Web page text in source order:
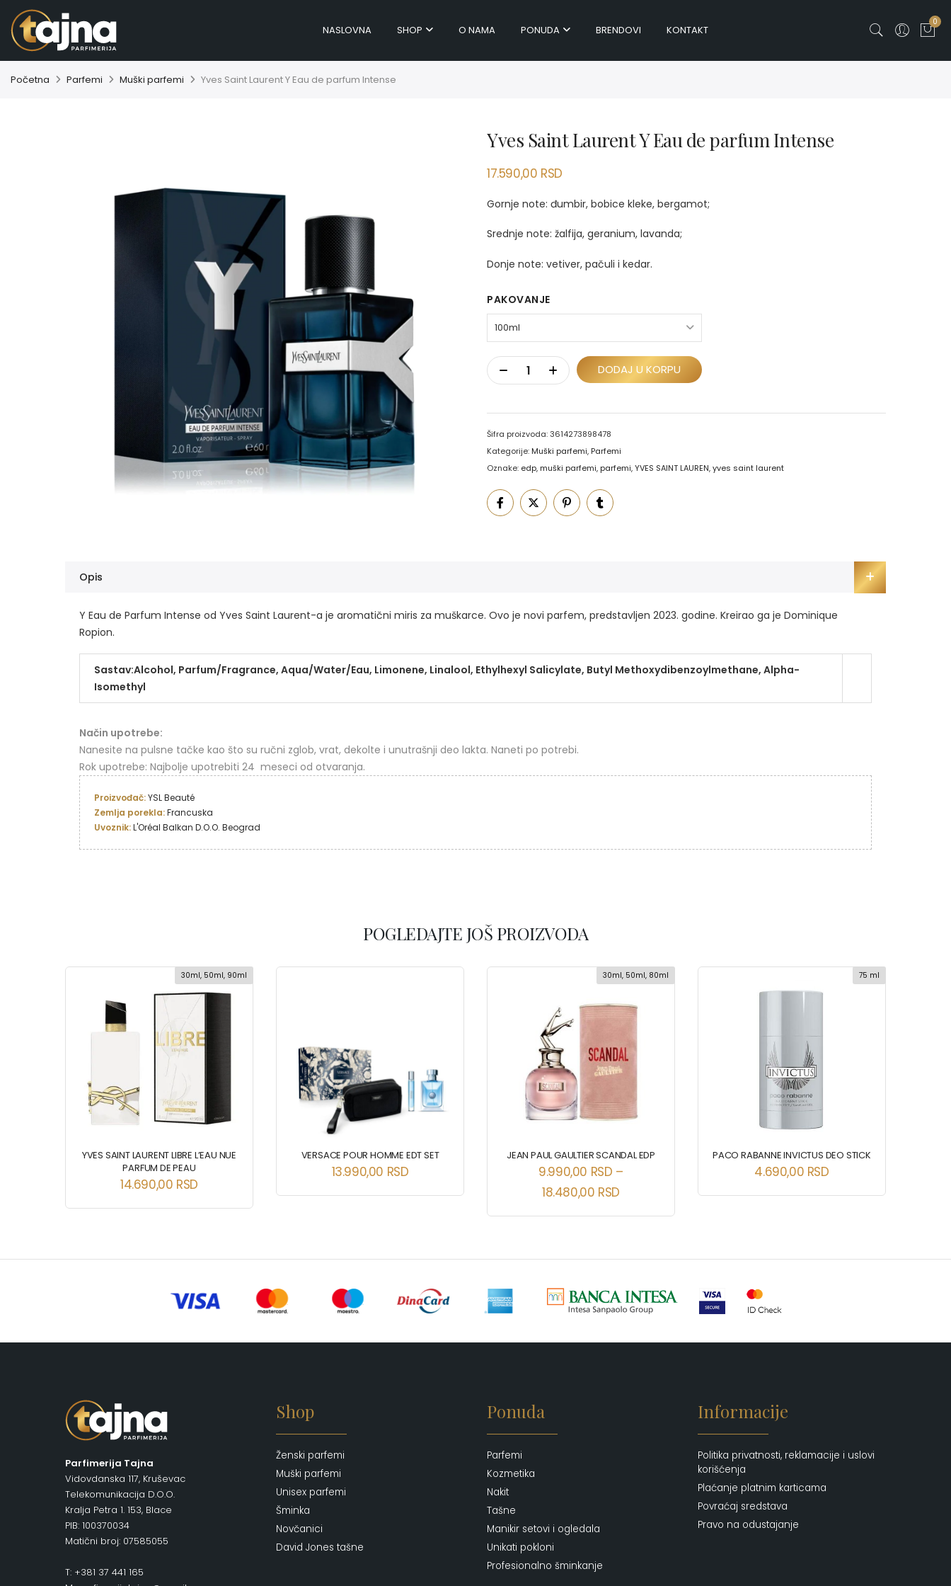
NASLOVNA SHOP O NAMA PONUDA BRENDOVI KONTAKT
0
Početna Parfemi Muški parfemi Yves Saint Laurent Y Eau de parfum Intense
Yves Saint Laurent Y Eau de parfum Intense
17.590,00 RSD
Gornje note: đumbir, bobice kleke, bergamot;
Srednje note: žalfija, geranium, lavanda;
Donje note: vetiver, pačuli i kedar.
PAKOVANJE
DODAJ U KORPU
Šifra proizvoda:3614273898478
Kategorije: Muški parfemi, Parfemi
Oznake: edp, muški parfemi, parfemi,YVES SAINT LAUREN,yves saint laurent
Opis
Y Eau de Parfum Intense od Yves Saint Laurent-a je aromatični miris za muškarce. Ovo je novi parfem, predstavljen 2023. godine. Kreirao ga je Dominique
Ropion.
Sastav:Alcohol, Parfum/Fragrance, Aqua/Water/Eau, Limonene, Linalool, Ethylhexyl Salicylate, Butyl Methoxydibenzoylmethane, Alpha-
Isomethyl
Način upotrebe:
Nanesite na pulsne tačke kao što su ručni zglob, vrat, dekolte i unutrašnji deo lakta. Naneti po potrebi.
Rok upotrebe: Najbolje upotrebiti 24 meseci od otvaranja.
Proizvođač:
Zemlja porekla:
Uvoznik: L'Oréal Balkan D.O.O. Beograd
POGLEDAJTE JOŠ PROIZVODA
30ml, 50ml, 90ml
YVES SAINT LAURENT LIBRE L’EAU NUE
PARFUM DE PEAU
14.690,00 RSD
VERSACE POUR HOMME EDT SET
13.990,00 RSD
30ml, 50ml, 80ml
JEAN PAUL GAULTIER SCANDAL EDP
9.990,00 RSD –
18.480,00 RSD
75 ml
PACO RABANNE INVICTUS DEO STICK
4.690,00 RSD
Parfimerija Tajna
Vidovdanska 117, Kruševac
Telekomunikacija D.O.O.
Kralja Petra 1. 153, Blace
PIB: 100370034
Matični broj: 07585055
T: +381 37 441 165
Shop
Ženski parfemi
Muški parfemi
Unisex parfemi
Šminka
Novčanici
David Jones tašne
Ponuda
Parfemi
Kozmetika
Nakit
Tašne
Manikir setovi i ogledala
Unikati pokloni
Profesionalno šminkanje
Informacije
Politika privatnosti, reklamacije i uslovi
korišćenja
Plaćanje platnim karticama
Povraćaj sredstava
Pravo na odustajanje